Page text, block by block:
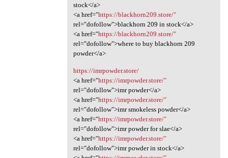
stock</a>
<a href="https://blackhorn209.store/"
rel="dofollow">blackhorn 209 in stock</a>
<a href="https://blackhorn209.store/"
rel="dofollow">where to buy blackhorn 209
powder</a>
https://imrpowder.store/
<a href="https://imrpowder.store/"
rel="dofollow">imr powder</a>
<a href="https://imrpowder.store/"
rel="dofollow">imr smokeless powder</a>
<a href="https://imrpowder.store/"
rel="dofollow">imr powder for slae</a>
<a href="https://imrpowder.store/"
rel="dofollow">imr powder in stock</a>